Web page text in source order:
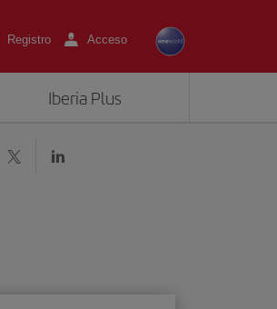
Registro Acceso
Iberia Plus